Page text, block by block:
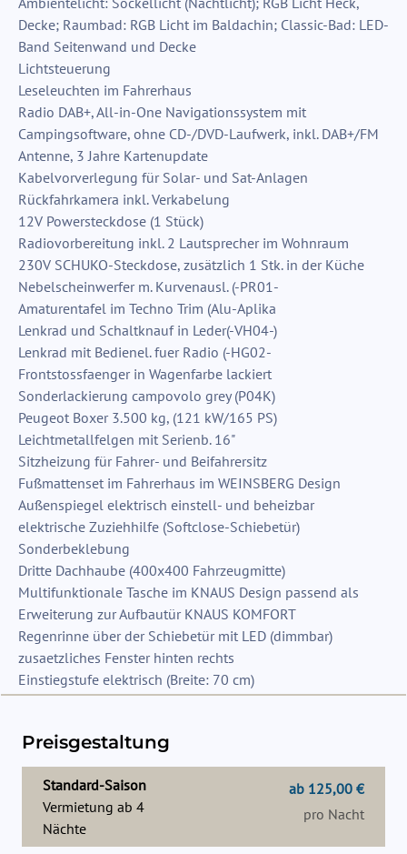
Decke; Raumbad: RGB Licht im Baldachin; Classic-Bad: LED-
Band Seitenwand und Decke
Lichtsteuerung
Leseleuchten im Fahrerhaus
Radio DAB+, All-in-One Navigationssystem mit
Campingsoftware, ohne CD-/DVD-Laufwerk, inkl. DAB+/FM
Antenne, 3 Jahre Kartenupdate
Kabelvorverlegung für Solar- und Sat-Anlagen
Rückfahrkamera inkl. Verkabelung
12V Powersteckdose (1 Stück)
Radiovorbereitung inkl. 2 Lautsprecher im Wohnraum
230V SCHUKO-Steckdose, zusätzlich 1 Stk. in der Küche
Nebelscheinwerfer m. Kurvenausl. (-PR01-
Amaturentafel im Techno Trim (Alu-Aplika
Lenkrad und Schaltknauf in Leder(-VH04-)
Lenkrad mit Bedienel. fuer Radio (-HG02-
Frontstossfaenger in Wagenfarbe lackiert
Sonderlackierung campovolo grey (P04K)
Peugeot Boxer 3.500 kg, (121 kW/165 PS)
Leichtmetallfelgen mit Serienb. 16"
Sitzheizung für Fahrer- und Beifahrersitz
Fußmattenset im Fahrerhaus im WEINSBERG Design
Außenspiegel elektrisch einstell- und beheizbar
elektrische Zuziehhilfe (Softclose-Schiebetür)
Sonderbeklebung
Dritte Dachhaube (400x400 Fahrzeugmitte)
Multifunktionale Tasche im KNAUS Design passend als
Erweiterung zur Aufbautür KNAUS KOMFORT
Regenrinne über der Schiebetür mit LED (dimmbar)
zusaetzliches Fenster hinten rechts
Einstiegstufe elektrisch (Breite: 70 cm)
Preisgestaltung
Standard-Saison
Vermietung ab 4
Nächte
ab 125,00 €
pro Nacht